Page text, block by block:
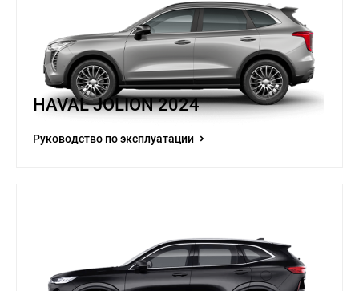
HAVAL JOLION 2024
Руководство по эксплуатации